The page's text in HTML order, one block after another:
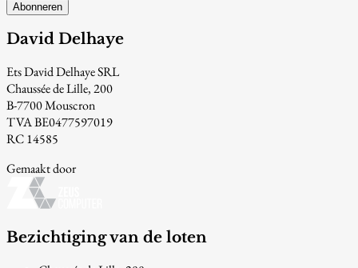
Abonneren
David Delhaye
Ets David Delhaye SRL
Chaussée de Lille, 200
B-7700 Mouscron
TVA BE0477597019
RC 14585
Gemaakt door
Bezichtiging van de loten